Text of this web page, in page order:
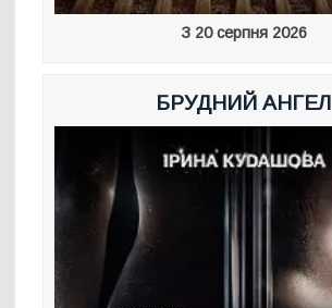
З 20 серпня 2026
БРУДНИЙ АНГЕЛ